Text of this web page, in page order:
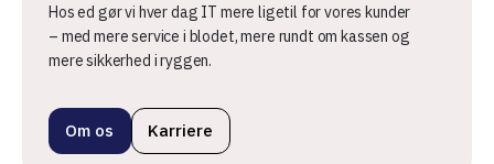
Hos ed gør vi hver dag IT mere ligetil for vores kunder
– med mere service i blodet, mere rundt om kassen og
mere sikkerhed i ryggen.
Om os Karriere